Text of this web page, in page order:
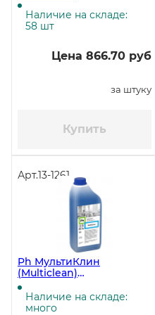
Наличие на складе:
58 шт
Цена 866.70 руб
за штуку
Купить
Арт.13-1261
Ph МультиКлин
(Multiclean)
Универсальное
низкопенное моющее
средство 1 литров ЧЗ
Наличие на складе:
много